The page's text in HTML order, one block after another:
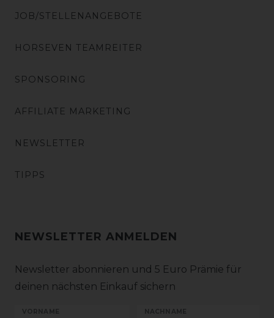
JOB/STELLENANGEBOTE
HORSEVEN TEAMREITER
SPONSORING
AFFILIATE MARKETING
NEWSLETTER
TIPPS
NEWSLETTER ANMELDEN
Newsletter abonnieren und 5 Euro Prämie für
deinen nächsten Einkauf sichern
VORNAME NACHNAME